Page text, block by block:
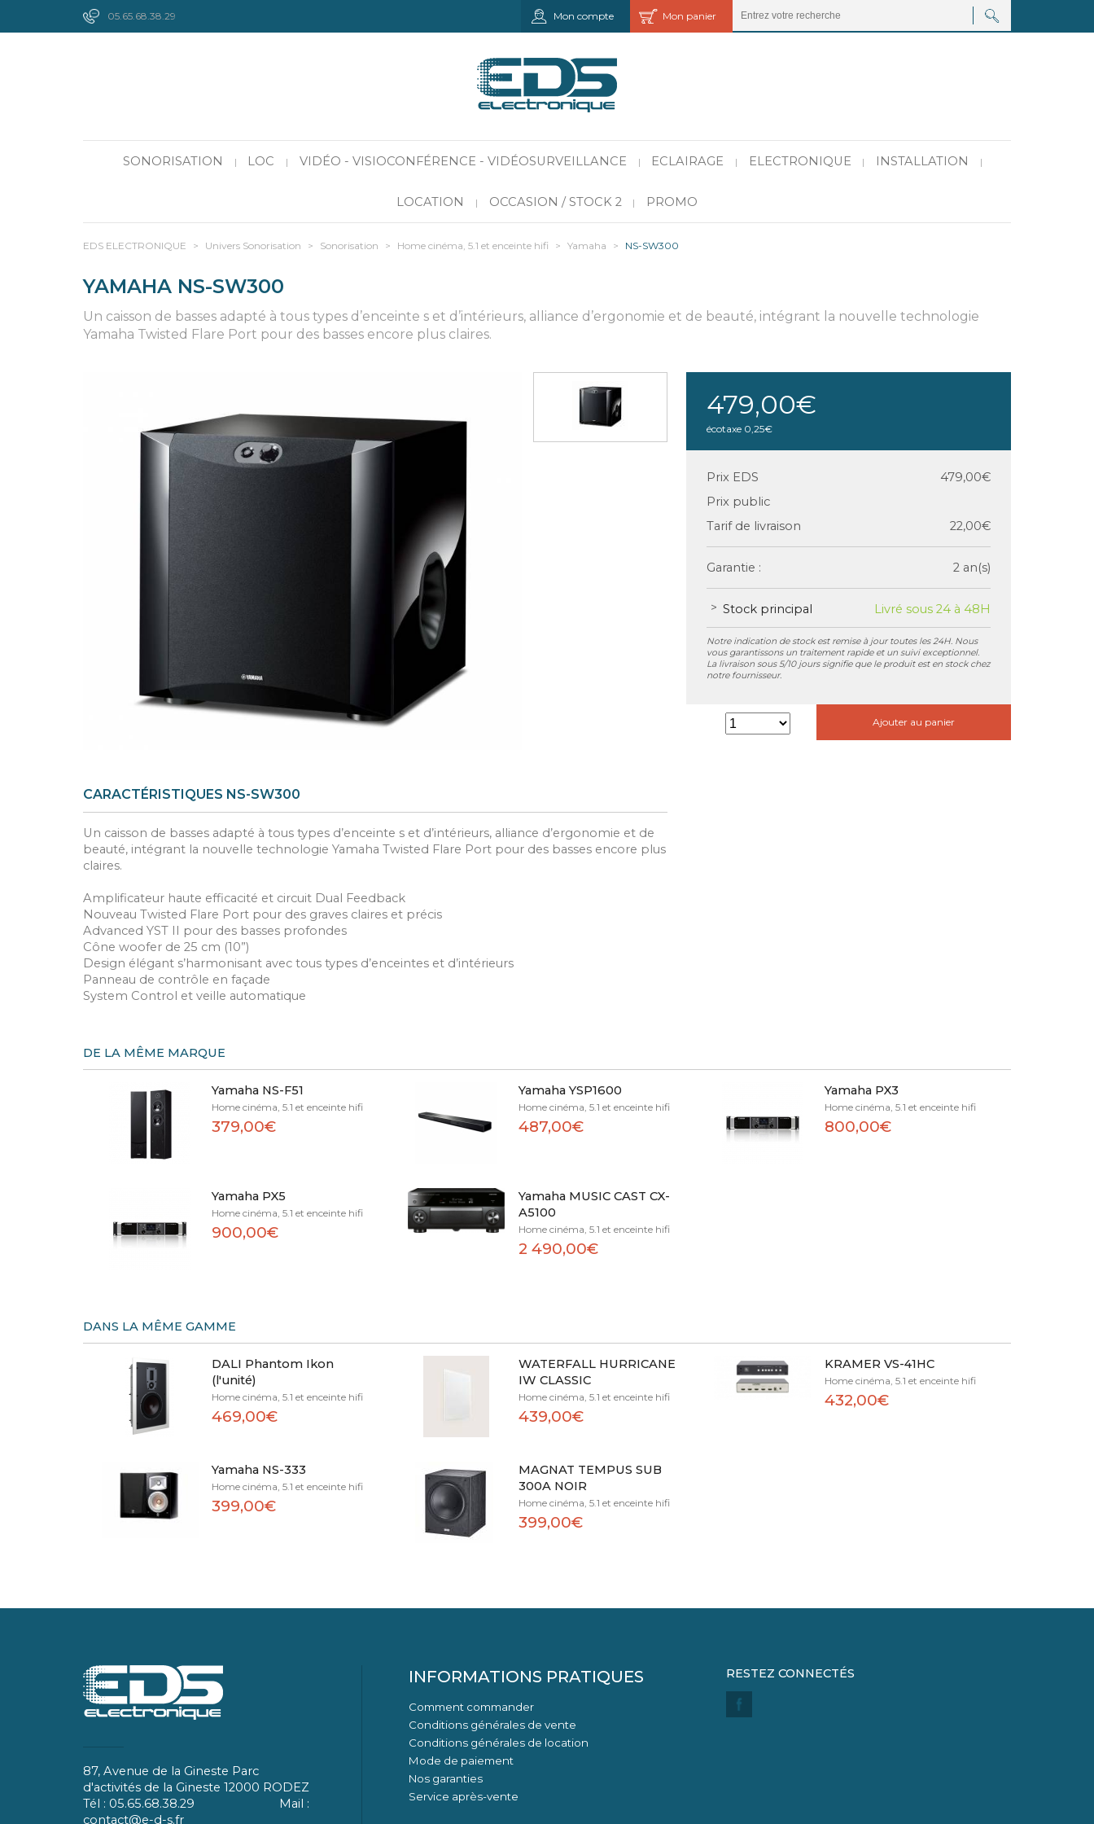
05.65.68.38.29 Mon panier
Mon compte
SONORISATION | LOC | VIDÉO - VISIOCONFÉRENCE - VIDÉOSURVEILLANCE | ECLAIRAGE | ELECTRONIQUE | INSTALLATION |
LOCATION | OCCASION / STOCK 2 | PROMO
EDS ELECTRONIQUE > Univers Sonorisation > Sonorisation > Home cinéma, 5.1 et enceinte hifi > Yamaha > NS-SW300
YAMAHA NS-SW300
Un caisson de basses adapté à tous types d’enceinte s et d’intérieurs, alliance d’ergonomie et de beauté, intégrant la nouvelle technologie
Yamaha Twisted Flare Port pour des basses encore plus claires.
479,00€
écotaxe 0,25€
Prix EDS
479,00€
Prix public
Tarif de livraison
22,00€
Garantie : 2 an(s)
Stock principal Livré sous 24 à 48H
Notre indication de stock est remise à jour toutes les 24H. Nous
vous garantissons un traitement rapide et un suivi exceptionnel.
La livraison sous 5/10 jours signifie que le produit est en stock chez
notre fournisseur.
Ajouter au panier
CARACTÉRISTIQUES NS-SW300
Un caisson de basses adapté à tous types d’enceinte s et d’intérieurs, alliance d’ergonomie et de
beauté, intégrant la nouvelle technologie Yamaha Twisted Flare Port pour des basses encore plus
claires.
Amplificateur haute efficacité et circuit Dual Feedback
Nouveau Twisted Flare Port pour des graves claires et précis
Advanced YST II pour des basses profondes
Cône woofer de 25 cm (10”)
Design élégant s’harmonisant avec tous types d’enceintes et d’intérieurs
Panneau de contrôle en façade
System Control et veille automatique
DE LA MÊME MARQUE
Yamaha NS-F51
Home cinéma, 5.1 et enceinte hifi
379,00€
Yamaha YSP1600
Home cinéma, 5.1 et enceinte hifi
487,00€
Yamaha PX3
Home cinéma, 5.1 et enceinte hifi
800,00€
Yamaha PX5
Home cinéma, 5.1 et enceinte hifi
900,00€
Yamaha MUSIC CAST CX-
A5100
Home cinéma, 5.1 et enceinte hifi
2 490,00€
DANS LA MÊME GAMME
DALI Phantom Ikon
(l'unité)
Home cinéma, 5.1 et enceinte hifi
469,00€
WATERFALL HURRICANE
IW CLASSIC
Home cinéma, 5.1 et enceinte hifi
439,00€
KRAMER VS-41HC
Home cinéma, 5.1 et enceinte hifi
432,00€
Yamaha NS-333
Home cinéma, 5.1 et enceinte hifi
399,00€
MAGNAT TEMPUS SUB
300A NOIR
Home cinéma, 5.1 et enceinte hifi
399,00€
87, Avenue de la Gineste Parc
d'activités de la Gineste 12000 RODEZ
Tél : 05.65.68.38.29 Mail :
contact@e-d-s.fr
INFORMATIONS PRATIQUES
Comment commander
Conditions générales de vente
Conditions générales de location
Mode de paiement
Nos garanties
Service après-vente